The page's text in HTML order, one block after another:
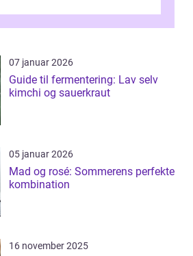
07 januar 2026
Guide til fermentering: Lav selv
kimchi og sauerkraut
05 januar 2026
Mad og rosé: Sommerens perfekte
kombination
16 november 2025